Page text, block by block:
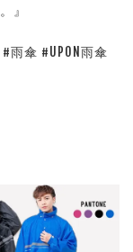
』
傘 #UPON雨傘